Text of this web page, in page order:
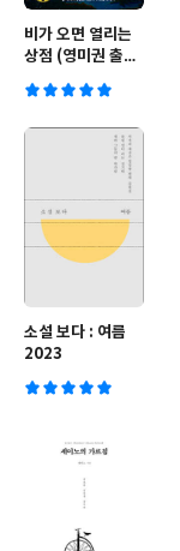
비가 오면 열리는
상점 (영미권 출간
소설 보다 : 여름
2023